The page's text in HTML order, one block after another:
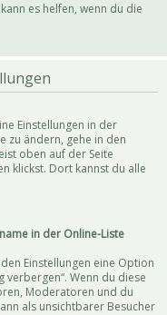
es helfen, wenn du die
Einstellungen in der
zu ändern, gehe in den
oben auf der Seite
klickst. Dort kannst du alle
in der Online-Liste
Einstellungen eine Option
verbergen“. Wenn du diese
Moderatoren und du
als unsichtbarer Besucher